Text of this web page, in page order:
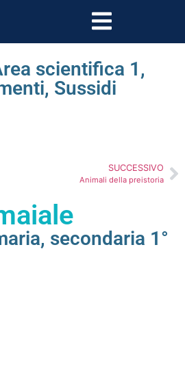
scientifica 1 ,
, Sussidi
SUCCESSIVO
Animali della preistoria
, secondaria 1°